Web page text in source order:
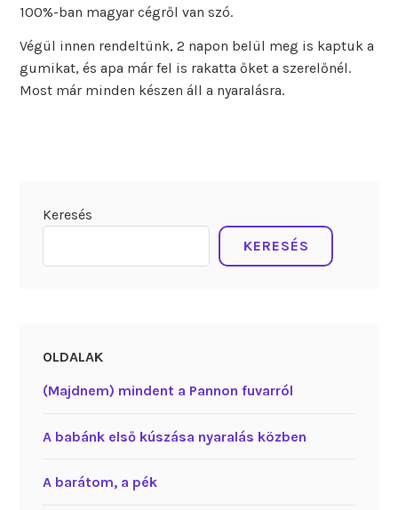
100%-ban magyar cégről van szó.
Végül innen rendeltünk, 2 napon belül meg is kaptuk a
gumikat, és apa már fel is rakatta őket a szerelőnél.
Most már minden készen áll a nyaralásra.
Keresés
KERESÉS
OLDALAK
(Majdnem) mindent a Pannon fuvarról
A babánk első kúszása nyaralás közben
A barátom, a pék